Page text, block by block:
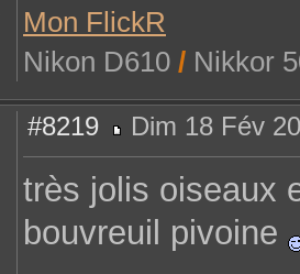
Mon FlickR
Nikon D610 / Nikkor
#8219
e
s
Dim 18 Fév
très jolis oiseaux
bouvreuil pivoine